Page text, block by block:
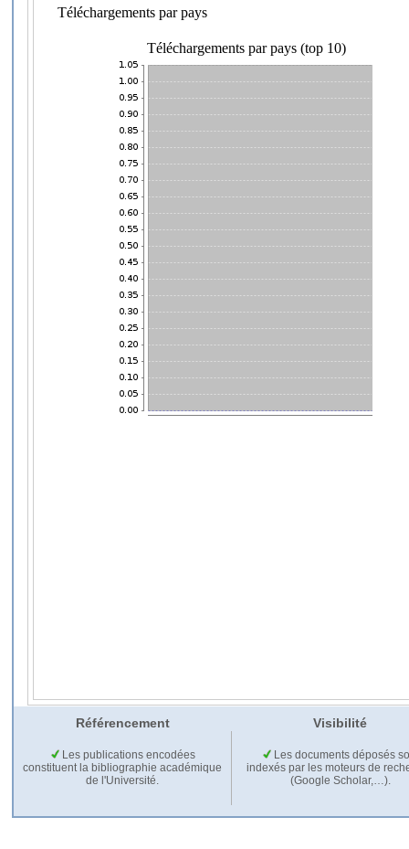
Référencement Visibilité
Les publications encodées
constituent la bibliographie académique
de l'Université.
Les documents déposés
indexés par les moteurs de
(Google Scholar,…).